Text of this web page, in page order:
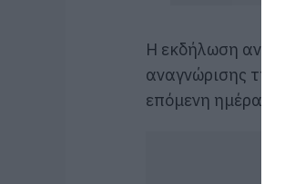
Η εκδήλωση
αναγνώρισης της
επόμενη ημέρα